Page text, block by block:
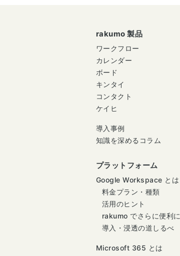
rakumo 製品
ワークフロー
カレンダー
ボード
キンタイ
コンタクト
ケイヒ
導入事例
知識を深めるコラム
プラットフォーム
Google Workspace とは
料金プラン・種類
活用のヒント
rakumo でさらに便利に
導入・浸透の道しるべ
Microsoft 365 とは